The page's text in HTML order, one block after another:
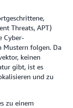
Threats, APT)
Cyber-
Mustern folgen. Da
keinen
gibt, ist es
und zu
zu einem